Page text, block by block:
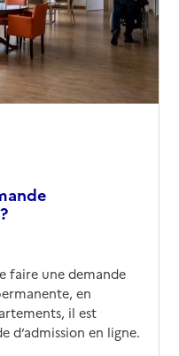
faire une demande
en
il est
d’admission en ligne.